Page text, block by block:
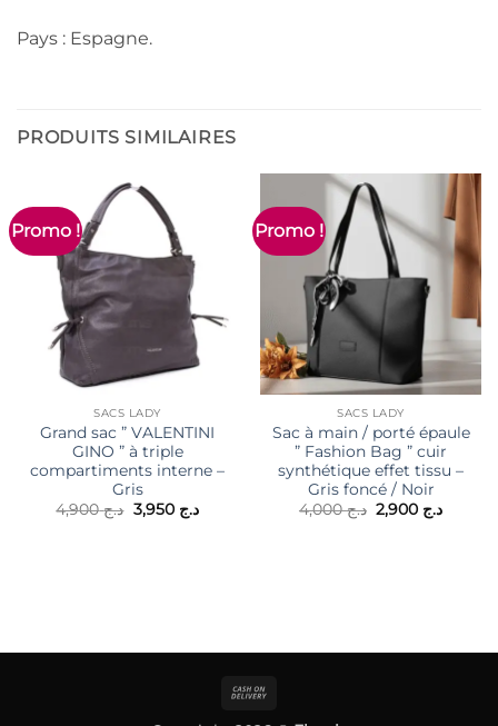
Pays : Espagne.
PRODUITS SIMILAIRES
Promo !
SACS LADY
Grand sac ” VALENTINI
GINO ” à triple
compartiments interne –
Gris
د.ج4,900
Le
prix
د.ج 3,950
Le
Promo !
SACS LADY
Sac à main / porté épaule
” Fashion Bag ” cuir
synthétique effet tissu –
Gris foncé / Noir
د.ج4,000
Le
prix
د.جLe